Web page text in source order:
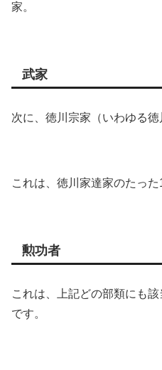
家。
武家
次に、徳川宗家（いわゆる徳
これは、徳川家達家のたった
勲功者
これは、上記どの部類にも
です。